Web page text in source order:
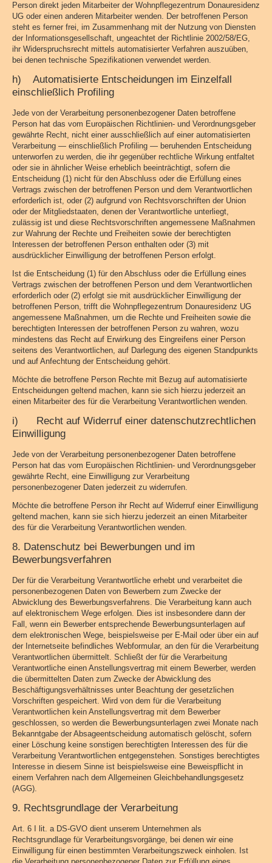
Person direkt jeden Mitarbeiter der Wohnpflegezentrum Donauresidenz
UG oder einen anderen Mitarbeiter wenden. Der betroffenen Person
steht es ferner frei, im Zusammenhang mit der Nutzung von Diensten
der Informationsgesellschaft, ungeachtet der Richtlinie 2002/58/EG,
ihr Widerspruchsrecht mittels automatisierter Verfahren auszuüben,
bei denen technische Spezifikationen verwendet werden.
h) Automatisierte Entscheidungen im Einzelfall
einschließlich Profiling
Jede von der Verarbeitung personenbezogener Daten betroffene
Person hat das vom Europäischen Richtlinien- und Verordnungsgeber
gewährte Recht, nicht einer ausschließlich auf einer automatisierten
Verarbeitung — einschließlich Profiling — beruhenden Entscheidung
unterworfen zu werden, die ihr gegenüber rechtliche Wirkung entfaltet
oder sie in ähnlicher Weise erheblich beeinträchtigt, sofern die
Entscheidung (1) nicht für den Abschluss oder die Erfüllung eines
Vertrags zwischen der betroffenen Person und dem Verantwortlichen
erforderlich ist, oder (2) aufgrund von Rechtsvorschriften der Union
oder der Mitgliedstaaten, denen der Verantwortliche unterliegt,
zulässig ist und diese Rechtsvorschriften angemessene Maßnahmen
zur Wahrung der Rechte und Freiheiten sowie der berechtigten
Interessen der betroffenen Person enthalten oder (3) mit
ausdrücklicher Einwilligung der betroffenen Person erfolgt.
Ist die Entscheidung (1) für den Abschluss oder die Erfüllung eines
Vertrags zwischen der betroffenen Person und dem Verantwortlichen
erforderlich oder (2) erfolgt sie mit ausdrücklicher Einwilligung der
betroffenen Person, trifft die Wohnpflegezentrum Donauresidenz UG
angemessene Maßnahmen, um die Rechte und Freiheiten sowie die
berechtigten Interessen der betroffenen Person zu wahren, wozu
mindestens das Recht auf Erwirkung des Eingreifens einer Person
seitens des Verantwortlichen, auf Darlegung des eigenen Standpunkts
und auf Anfechtung der Entscheidung gehört.
Möchte die betroffene Person Rechte mit Bezug auf automatisierte
Entscheidungen geltend machen, kann sie sich hierzu jederzeit an
einen Mitarbeiter des für die Verarbeitung Verantwortlichen wenden.
i) Recht auf Widerruf einer datenschutzrechtlichen
Einwilligung
Jede von der Verarbeitung personenbezogener Daten betroffene
Person hat das vom Europäischen Richtlinien- und Verordnungsgeber
gewährte Recht, eine Einwilligung zur Verarbeitung
personenbezogener Daten jederzeit zu widerrufen.
Möchte die betroffene Person ihr Recht auf Widerruf einer Einwilligung
geltend machen, kann sie sich hierzu jederzeit an einen Mitarbeiter
des für die Verarbeitung Verantwortlichen wenden.
8. Datenschutz bei Bewerbungen und im
Bewerbungsverfahren
Der für die Verarbeitung Verantwortliche erhebt und verarbeitet die
personenbezogenen Daten von Bewerbern zum Zwecke der
Abwicklung des Bewerbungsverfahrens. Die Verarbeitung kann auch
auf elektronischem Wege erfolgen. Dies ist insbesondere dann der
Fall, wenn ein Bewerber entsprechende Bewerbungsunterlagen auf
dem elektronischen Wege, beispielsweise per E-Mail oder über ein auf
der Internetseite befindliches Webformular, an den für die Verarbeitung
Verantwortlichen übermittelt. Schließt der für die Verarbeitung
Verantwortliche einen Anstellungsvertrag mit einem Bewerber, werden
die übermittelten Daten zum Zwecke der Abwicklung des
Beschäftigungsverhältnisses unter Beachtung der gesetzlichen
Vorschriften gespeichert. Wird von dem für die Verarbeitung
Verantwortlichen kein Anstellungsvertrag mit dem Bewerber
geschlossen, so werden die Bewerbungsunterlagen zwei Monate nach
Bekanntgabe der Absageentscheidung automatisch gelöscht, sofern
einer Löschung keine sonstigen berechtigten Interessen des für die
Verarbeitung Verantwortlichen entgegenstehen. Sonstiges berechtigtes
Interesse in diesem Sinne ist beispielsweise eine Beweispflicht in
einem Verfahren nach dem Allgemeinen Gleichbehandlungsgesetz
(AGG).
9. Rechtsgrundlage der Verarbeitung
Art. 6 I lit. a DS-GVO dient unserem Unternehmen als
Rechtsgrundlage für Verarbeitungsvorgänge, bei denen wir eine
Einwilligung für einen bestimmten Verarbeitungszweck einholen. Ist